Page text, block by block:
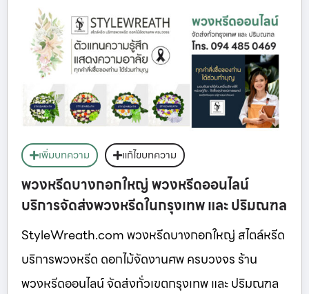
เพิ่มบทความ แก้ไขบทความ
พวงหรีดบางกอกใหญ่ พวงหรีดออนไลน์
บริการจัดส่งพวงหรีดในกรุงเทพ และ ปริมณฑล
StyleWreath.com พวงหรีดบางกอกใหญ่ สไตล์หรีด
บริการพวงหรีด ดอกไม้จัดงานศพ ครบวงจร ร้าน
พวงหรีดออนไลน์ จัดส่งทั่วเขตกรุงเทพ และ ปริมณฑล